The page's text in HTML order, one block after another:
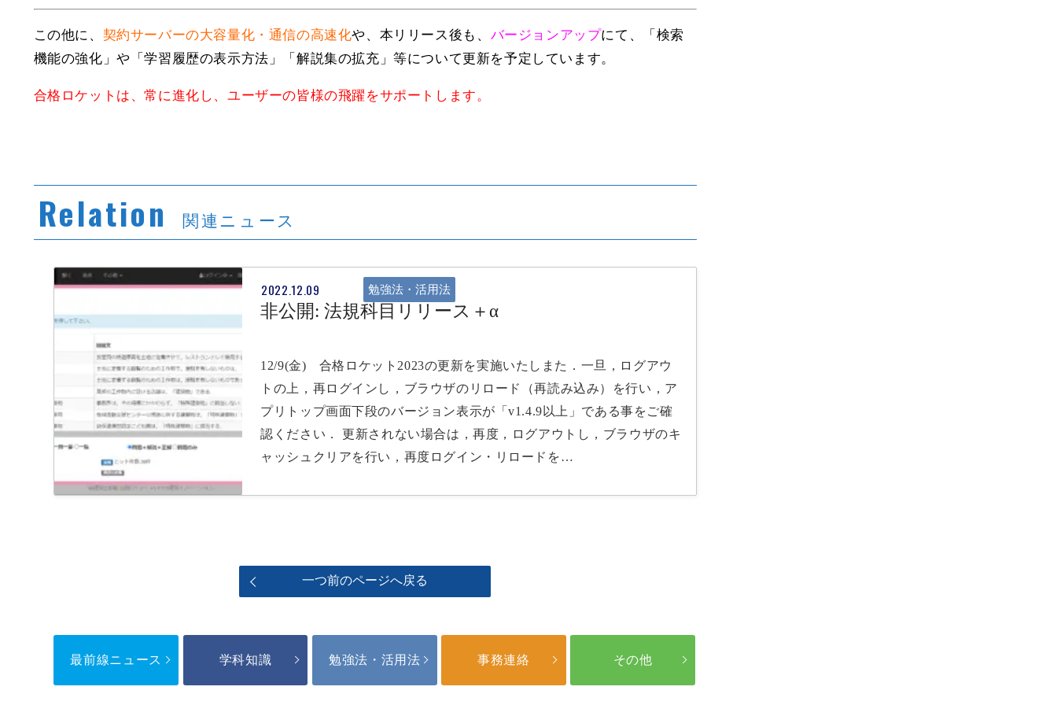
この他に、 契約サーバーの大容量化・通信の高速化や、本リリース後も、 バージョンアップにて、「検索
機能の強化」や「学習履歴の表示方法」「解説集の拡充」等について更新を予定しています。
合格ロケットは、常に進化し、ユーザーの皆様の飛躍をサポートします。
Relation 関連ニュース
2022.12.09 勉強法・活用法
非公開: 法規科目リリース＋α
12/9(金) 合格ロケット2023の更新を実施いたしまた．一旦，ログアウ
トの上，再ログインし，ブラウザのリロード（再読み込み）を行い，ア
プリトップ画面下段のバージョン表示が「v1.4.9以上」である事をご確
認ください． 更新されない場合は，再度，ログアウトし，ブラウザのキ
ャッシュクリアを行い，再度ログイン・リロードを…
一つ前のページへ戻る
最前線ニュース 学科知識 勉強法・活用法 事務連絡 その他